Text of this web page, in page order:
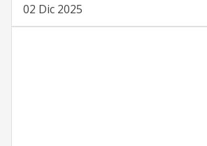
02 Dic 2025